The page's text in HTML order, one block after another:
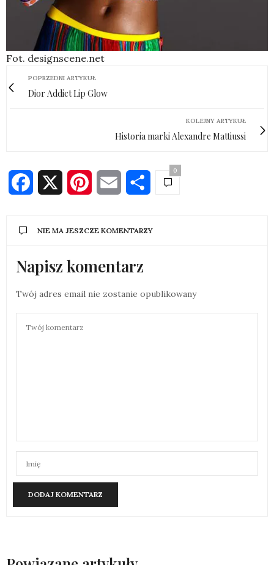
Fot. designscene.net
POPRZEDNI ARTYKUŁ
Dior Addict Lip Glow
KOLEJNY ARTYKUŁ
Historia marki Alexandre Mattiussi
Facebook PinterestEmail Share
0
NIE MA JESZCZE KOMENTARZY
Napisz komentarz
Twój adres email nie zostanie opublikowany